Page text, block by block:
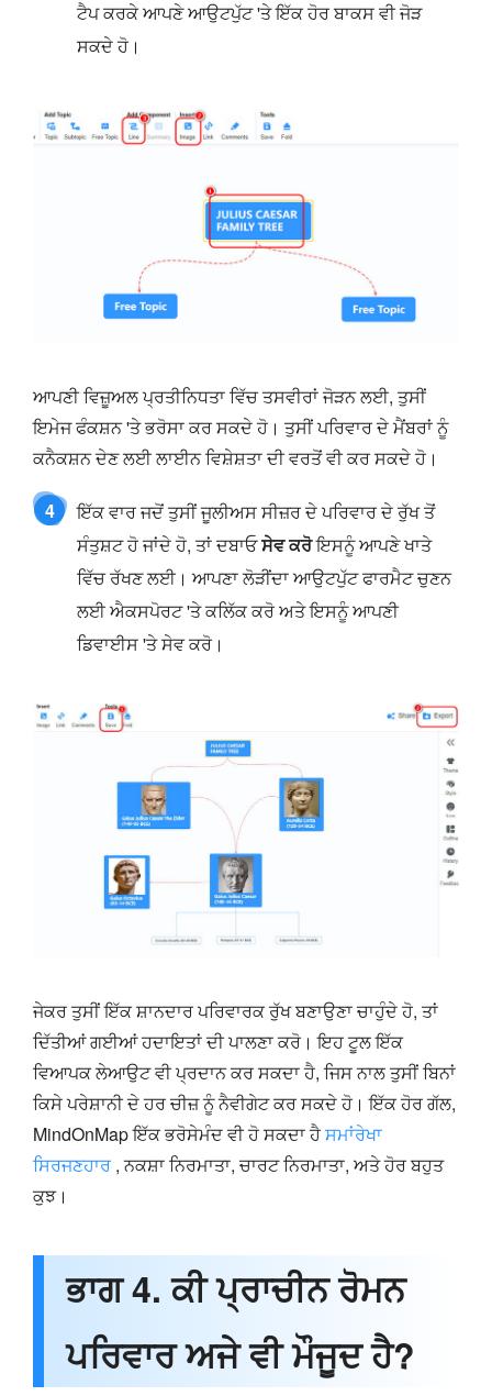
ਟੈਪ ਕਰਕੇ ਆਪਣੇ ਆਉਟਪੁੱਟ 'ਤੇ ਇੱਕ ਹੋਰ ਬਾਕਸ ਵੀ ਜੋੜ
ਸਕਦੇ ਹੋ।
ਆਪਣੀ ਵਿਜ਼ੂਅਲ ਪ੍ਰਤੀਨਿਧਤਾ ਵਿੱਚ ਤਸਵੀਰਾਂ ਜੋੜਨ ਲਈ, ਤੁਸੀਂ
ਇਮੇਜ ਫੰਕਸ਼ਨ 'ਤੇ ਭਰੋਸਾ ਕਰ ਸਕਦੇ ਹੋ। ਤੁਸੀਂ ਪਰਿਵਾਰ ਦੇ ਮੈਂਬਰਾਂ ਨੂੰ
ਕਨੈਕਸ਼ਨ ਦੇਣ ਲਈ ਲਾਈਨ ਵਿਸ਼ੇਸ਼ਤਾ ਦੀ ਵਰਤੋਂ ਵੀ ਕਰ ਸਕਦੇ ਹੋ।
4
ਇੱਕ ਵਾਰ ਜਦੋਂ ਤੁਸੀਂ ਜੂਲੀਅਸ ਸੀਜ਼ਰ ਦੇ ਪਰਿਵਾਰ ਦੇ ਰੁੱਖ ਤੋਂ
ਸੰਤੁਸ਼ਟ ਹੋ ਜਾਂਦੇ ਹੋ, ਤਾਂ ਦਬਾਓਸੇਵ ਕਰੋਇਸਨੂੰ ਆਪਣੇ ਖਾਤੇ
ਵਿੱਚ ਰੱਖਣ ਲਈ। ਆਪਣਾ ਲੋੜੀਂਦਾ ਆਉਟਪੁੱਟ ਫਾਰਮੈਟ ਚੁਣਨ
ਲਈ ਐਕਸਪੋਰਟ 'ਤੇ ਕਲਿੱਕ ਕਰੋ ਅਤੇ ਇਸਨੂੰ ਆਪਣੀ
ਡਿਵਾਈਸ 'ਤੇ ਸੇਵ ਕਰੋ।
ਜੇਕਰ ਤੁਸੀਂ ਇੱਕ ਸ਼ਾਨਦਾਰ ਪਰਿਵਾਰਕ ਰੁੱਖ ਬਣਾਉਣਾ ਚਾਹੁੰਦੇ ਹੋ, ਤਾਂ
ਦਿੱਤੀਆਂ ਗਈਆਂ ਹਦਾਇਤਾਂ ਦੀ ਪਾਲਣਾ ਕਰੋ। ਇਹ ਟੂਲ ਇੱਕ
ਵਿਆਪਕ ਲੇਆਉਟ ਵੀ ਪ੍ਰਦਾਨ ਕਰ ਸਕਦਾ ਹੈ, ਜਿਸ ਨਾਲ ਤੁਸੀਂ ਬਿਨਾਂ
ਕਿਸੇ ਪਰੇਸ਼ਾਨੀ ਦੇ ਹਰ ਚੀਜ਼ ਨੂੰ ਨੈਵੀਗੇਟ ਕਰ ਸਕਦੇ ਹੋ। ਇੱਕ ਹੋਰ ਗੱਲ,
MindOnMap ਇੱਕ ਭਰੋਸੇਮੰਦ ਵੀ ਹੋ ਸਕਦਾ ਹੈਸਮਾਂਰੇਖਾ
ਸਿਰਜਣਹਾਰ , ਨਕਸ਼ਾ ਨਿਰਮਾਤਾ, ਚਾਰਟ ਨਿਰਮਾਤਾ, ਅਤੇ ਹੋਰ ਬਹੁਤ
ਕੁਝ।
ਭਾਗ 4. ਕੀ ਪ੍ਰਾਚੀਨ ਰੋਮਨ
ਪਰਿਵਾਰ ਅਜੇ ਵੀ ਮੌਜੂਦ ਹੈ?